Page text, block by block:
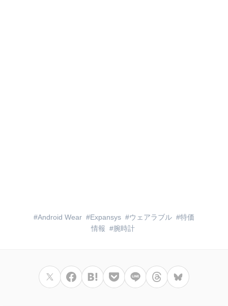
Android Wear Expansys ウェアラブル
特価
情報
腕時計